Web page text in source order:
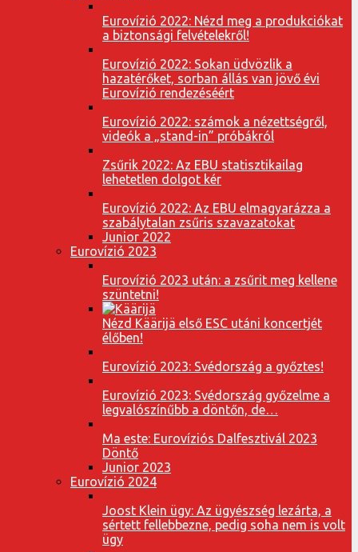
Eurovízió 2022: Nézd meg a produkciókat
a biztonsági felvételekről!
Eurovízió 2022: Sokan üdvözlik a
hazatérőket, sorban állás van jövő évi
Eurovízió rendezéséért
Eurovízió 2022: számok a nézettségről,
videók a „stand-in” próbákról
Zsűrik 2022: Az EBU statisztikailag
lehetetlen dolgot kér
Eurovízió 2022: Az EBU elmagyarázza a
szabálytalan zsűris szavazatokat
Junior 2022
Eurovízió 2023
Eurovízió 2023 után: a zsűrit meg kellene
szüntetni!
Nézd Käärijä első ESC utáni koncertjét
élőben!
Eurovízió 2023: Svédország a győztes!
Eurovízió 2023: Svédország győzelme a
legvalószínűbb a döntőn, de…
Ma este: Eurovíziós Dalfesztivál 2023
Döntő
Junior 2023
Eurovízió 2024
Joost Klein ügy: Az ügyészség lezárta, a
sértett fellebbezne, pedig soha nem is volt
ügy